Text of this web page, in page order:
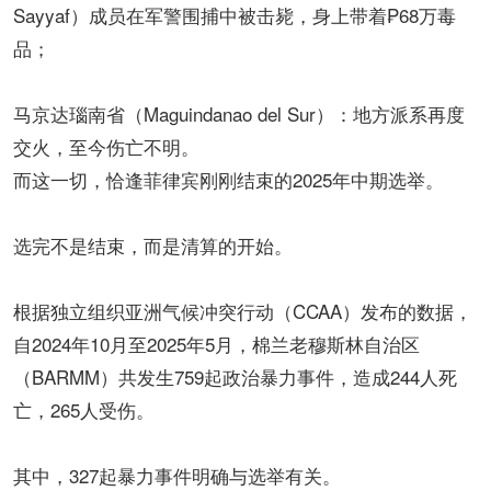
Sayyaf）成员在军警围捕中被击毙，身上带着₱68万毒
品；
马京达瑙南省（Maguindanao del Sur）：地方派系再度
交火，至今伤亡不明。
而这一切，恰逢菲律宾刚刚结束的2025年中期选举。
选完不是结束，而是清算的开始。
根据独立组织亚洲气候冲突行动（CCAA）发布的数据，
自2024年10月至2025年5月，棉兰老穆斯林自治区
（BARMM）共发生759起政治暴力事件，造成244人死
亡，265人受伤。
其中，327起暴力事件明确与选举有关。